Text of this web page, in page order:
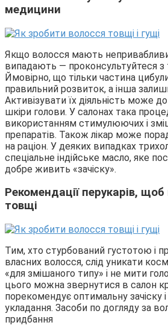
медицини
Якщо волосся мають
випадають — проконсультуйтеся з
Ймовірно, що тільки частина
правильний розвиток, а інша
Активізувати їх діяльність може
шкіри голови. У салонах така
використанням стимулюючих і
препаратів. Також лікар може
на раціон. У деяких випадках
спеціальне індійське масло, яке
добре живить «зачіску».
Рекомендації перукарів,
товщі
Тим, хто стурбований густотою і
власних волосся, слід уникати
«для змішаного типу» і не мити
цього можна звернутися в салон
порекомендує оптимальну зачіску
укладання. Засоби по догляду за
придбання